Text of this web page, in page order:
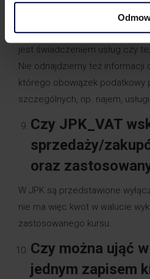
a więc na podstawie JPK_VAT
określić np. czy dana pozycja
jest świadczeniem usług czy
Nie odnajdziemy też informacji
którego obowiązek podatkowy
szczególnych, np. najem,
Czy JPK_VAT
sprzedaży/
oraz
W JPK są przedstawione
nie ma więc kwot w walucie
zastosowanego kursu.
Czy można ująć
jednym zapisem